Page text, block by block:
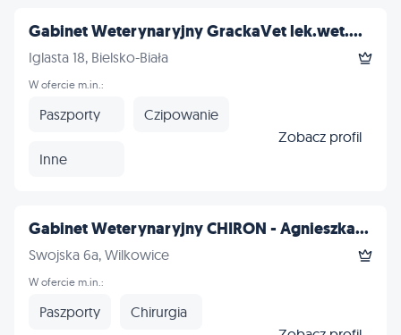
Gabinet Weterynaryjny GrackaVet lek.wet....
Iglasta 18, Bielsko-Biała
W ofercie m.in.:
Paszporty Czipowanie
Inne
Zobacz profil
Gabinet Weterynaryjny CHIRON - Agnieszka...
Swojska 6a, Wilkowice
W ofercie m.in.:
Paszporty
Chirurgia